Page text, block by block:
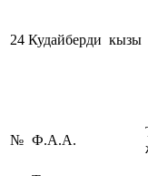
24 Кудайберди
№ 2306 –
№ Ф.А.А.